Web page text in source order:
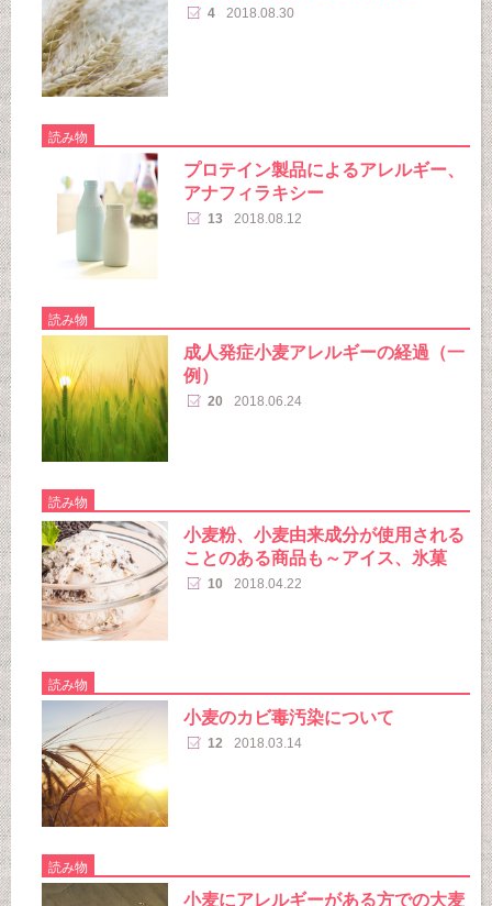
4 2018.08.30
読み物
プロテイン製品によるアレルギー、
アナフィラキシー
13 2018.08.12
読み物
成人発症小麦アレルギーの経過（一
例）
20 2018.06.24
読み物
小麦粉、小麦由来成分が使用される
ことのある商品も～アイス、氷菓
10 2018.04.22
読み物
小麦のカビ毒汚染について
12 2018.03.14
読み物
小麦にアレルギーがある方での大麦